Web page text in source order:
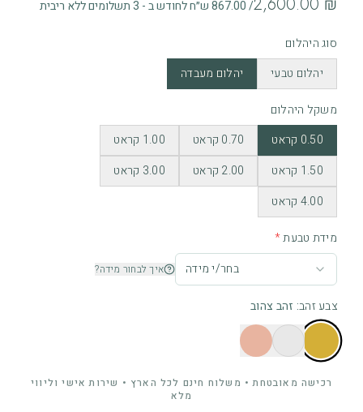
/ 867.00 ש״ח לחודש ב - 3 תשלומים ללא ריבית
סוג היהלום
יהלום טבעי
יהלום מעבדה
משקל היהלום
0.50 קראט
0.70 קראט
1.00 קראט
1.50 קראט
2.00 קראט
3.00 קראט
4.00 קראט
מידת טבעת*
בחר/י מידה
איך לבחור מידה?
צבע זהב: זהב צהוב
רכישה מאובטחת • משלוח חינם לכל הארץ • שירות אישי וליווי
מלא